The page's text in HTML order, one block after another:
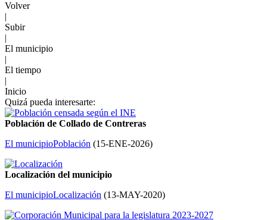
Volver
|
Subir
|
El municipio
|
El tiempo
|
Inicio
Quizá pueda interesarte:
Población de Collado de Contreras
El municipioPoblación (15-ENE-2026)
Localización del municipio
El municipioLocalización (13-MAY-2020)